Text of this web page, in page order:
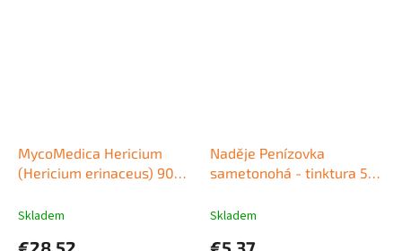
MycoMedica Hericium
(Hericium erinaceus) 90
Skladem
Naděje Penízovka
sametonohá - tinktura 50
Skladem